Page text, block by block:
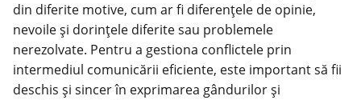
din diferite motive, cum ar fi diferențele de opinie,
nevoile și dorințele diferite sau problemele
nerezolvate. Pentru a gestiona conflictele prin
intermediul comunicării eficiente, este important să fii
deschis și sincer în exprimarea gândurilor și